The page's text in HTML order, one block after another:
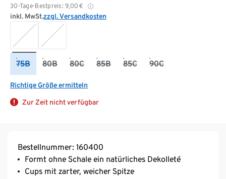
30-Tage-Bestpreis: 9,00 €
inkl. MwSt.zzgl. Versandkosten
75B 80B 80C 85B 85C 90C
Richtige Größe ermitteln
Zur Zeit nicht verfügbar
Bestellnummer: 160400
Formt ohne Schale ein natürliches Dekolleté
Cups mit zarter, weicher Spitze